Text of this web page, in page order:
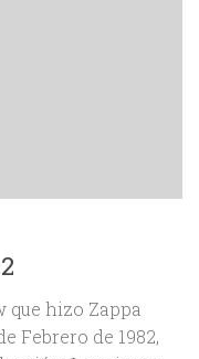
hizo Zappa
Febrero de 1982,